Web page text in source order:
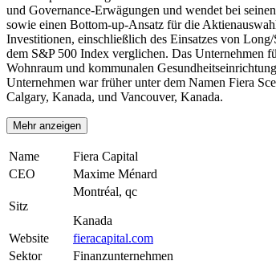
und Governance-Erwägungen und wendet bei
sowie einen Bottom-up-Ansatz für die
Investitionen, einschließlich des Einsatzes von
dem S&P 500 Index verglichen. Das Unternehmen
Wohnraum und kommunalen
Unternehmen war früher unter dem Namen Fiera
Calgary, Kanada, und Vancouver, Kanada.
Mehr anzeigen
Name
Fiera Capital
CEO
Maxime Ménard
Sitz
Montréal, qc
Kanada
Website
fieracapital.com
Sektor
Finanzunternehmen